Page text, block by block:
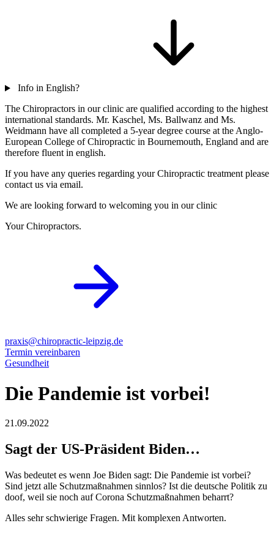
Info in English?
The Chiropractors in our clinic are qualified according to the highest
international standards. Mr. Kaschel, Ms. Ballwanz and Ms.
Weidmann have all completed a 5-year degree course at the Anglo-
European College of Chiropractic in Bournemouth, England and are
therefore fluent in english.
If you have any queries regarding your Chiropractic treatment please
contact us via email.
We are looking forward to welcoming you in our clinic
Your Chiropractors.
praxis@chiropractic-leipzig.de
Termin vereinbaren
Gesundheit
Die Pandemie ist vorbei!
21.09.2022
Sagt der US-Präsident Biden…
Was bedeutet es wenn Joe Biden sagt: Die Pandemie ist vorbei?
Sind jetzt alle Schutzmaßnahmen sinnlos? Ist die deutsche Politik zu
doof, weil sie noch auf Corona Schutzmaßnahmen beharrt?
Alles sehr schwierige Fragen. Mit komplexen Antworten.